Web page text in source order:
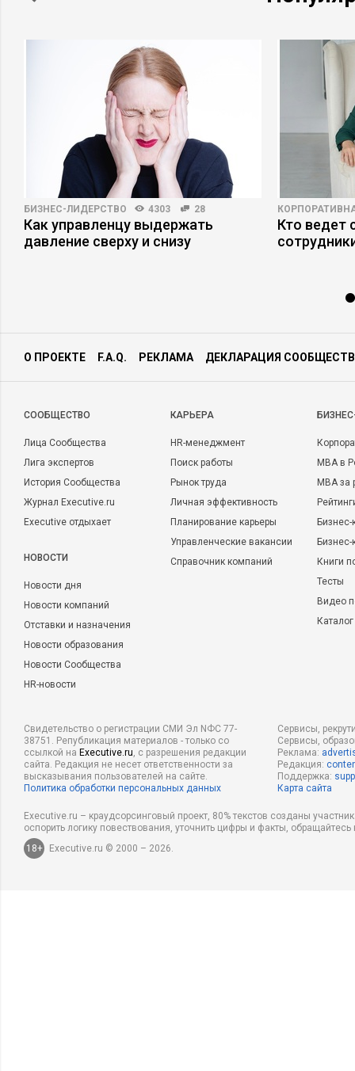
БИЗНЕС-ЛИДЕРСТВО 4303 28
Как управленцу выдержать
давление сверху и снизу
Кто ведет
О ПРОЕКТЕ F.A.Q. РЕКЛАМА ДЕКЛАРАЦИЯ
CООБЩЕСТВО
Лица Сообщества
Лига экспертов
История Сообщества
Журнал Executive.ru
Executive отдыхает
НОВОСТИ
Новости дня
Новости компаний
Отставки и назначения
Новости образования
Новости Сообщества
HR-новости
КАРЬЕРА
HR-менеджмент
Поиск работы
Рынок труда
Личная эффективность
Планирование карьеры
Управленческие вакансии
Справочник компаний
MBA в
MBA
Бизнес-
Книги
Тесты
Видео
Свидетельство о регистрации СМИ Эл NФС 77-
38751. Републикация материалов - только со
ссылкой на Executive.ru, с разрешения редакции
сайта. Редакция не несет ответственности за
высказывания пользователей на сайте.
Политика обработки персональных данных
Сервисы,
Сервисы,
Реклама:
Редакция:
Поддержка:
Карта сайта
Executive.ru – краудсорсинговый проект, 80% текстов созданы
оспорить логику повествования, уточнить цифры и факты,
18+
Executive.ru © 2000 – 2026.